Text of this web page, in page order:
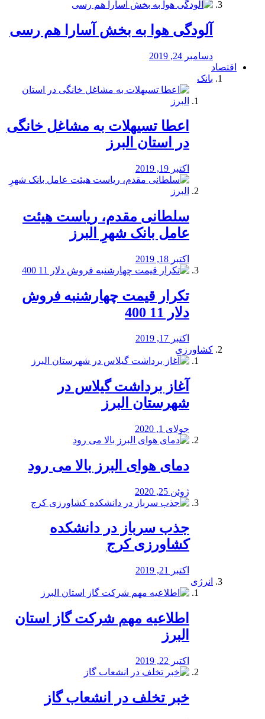
آلودگی هوا به بخش آسارا هم رسی
دسامبر 24, 2019
اقتصاد
بانک
️اعطا تسیهلات به مشاغل خانگی
در استان البرز
اکتبر 19, 2019
سلطانی مقدم، ریاست هیئت
عامل بانک شهرِ البرز
اکتبر 18, 2019
تکرار قیمت چهارشنبه فروش
دلار 11 400
اکتبر 17, 2019
کشاورزی
آغاز برداشت گیلاس در
شهرستان البرز
جولای 1, 2020
دمای هوای البرز بالا می رود
ژوئن 25, 2020
جذب سرباز در دانشکده
کشاورزی کرج
اکتبر 21, 2019
انرژی
️اطلاعیه مهم شرکت گاز استان
البرز
اکتبر 22, 2019
خبر تخلف در انشعاب گاز